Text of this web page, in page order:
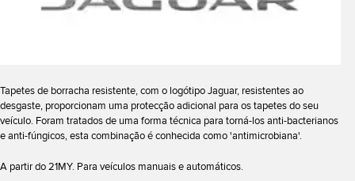
Tapetes de borracha resistente, com o logótipo Jaguar, resistentes ao
desgaste, proporcionam uma protecção adicional para os tapetes do seu
veículo. Foram tratados de uma forma técnica para torná-los anti-bacterianos
e anti-fúngicos, esta combinação é conhecida como 'antimicrobiana'.
A partir do 21MY. Para veículos manuais e automáticos.